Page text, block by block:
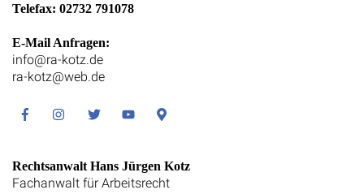
Telefax: 02732 791078
E-Mail Anfragen:
info@ra-kotz.de
ra-kotz@web.de
FacebookInstagramTwitter YoutubeGoogle
Rechtsanwalt Hans Jürgen Kotz
Fachanwalt für Arbeitsrecht